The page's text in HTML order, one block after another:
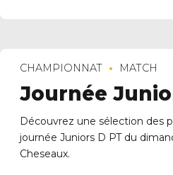
CHAMPIONNAT MATCH
Journée
Découvrez une sélection des
journée Juniors D PT du
Cheseaux.